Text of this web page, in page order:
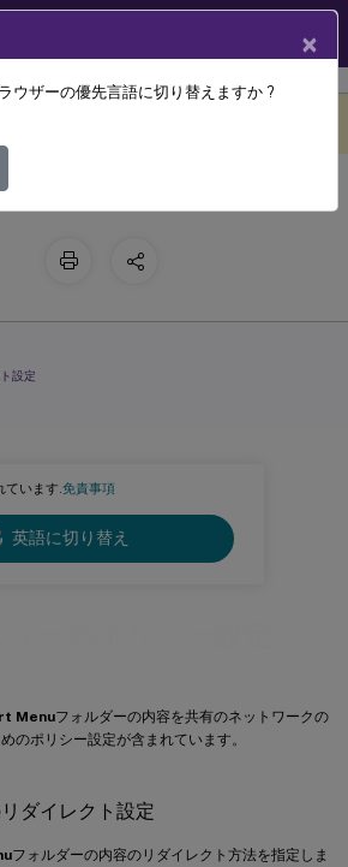
Desktops7 2511 リファレンス
ています.免責事項
英語に切り替え
Menuフォルダーの内容を共有のネットワークの
のポリシー設定が含まれています。
ダイレクト設定
フォルダーの内容のリダイレクト方法を指定しま
ューのポリシー設定
設定
×
ウザーの優先言語に切り替えますか ?